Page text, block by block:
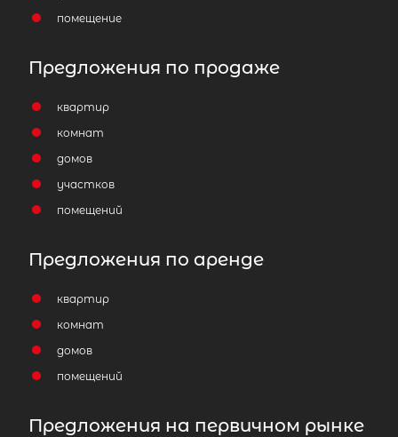
помещение
Предложения по продаже
квартир
комнат
домов
участков
помещений
Предложения по аренде
квартир
комнат
домов
помещений
Предложения на первичном рынке